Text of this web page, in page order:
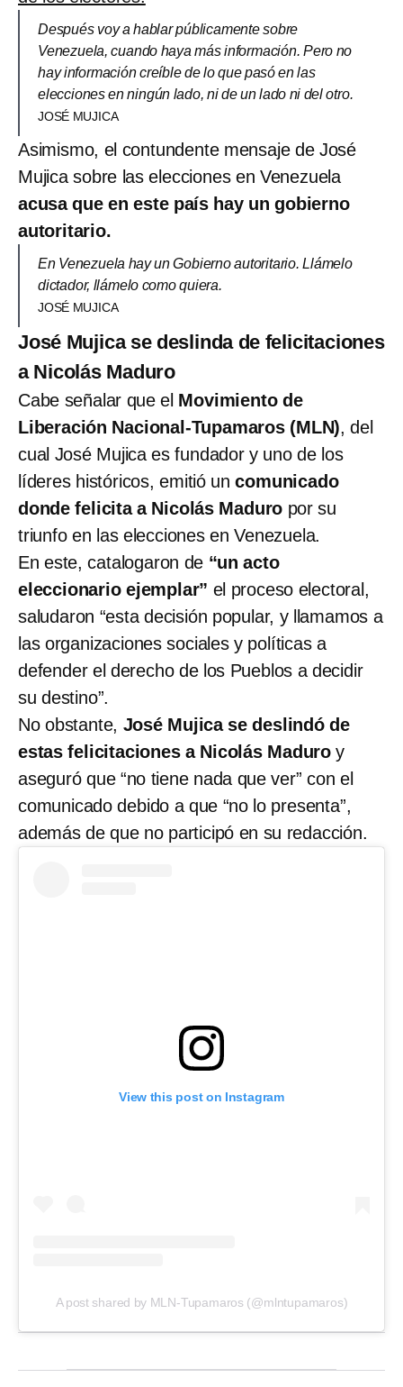
Después voy a hablar públicamente sobre
Venezuela, cuando haya más información. Pero no
hay información creíble de lo que pasó en las
elecciones en ningún lado, ni de un lado ni del otro.
JOSÉ MUJICA
Asimismo, el contundente mensaje de José
Mujica sobre las elecciones en Venezuela
acusa que en este país hay un gobierno
autoritario.
En Venezuela hay un Gobierno autoritario. Llámelo
dictador, llámelo como quiera.
JOSÉ MUJICA
José Mujica se deslinda de felicitaciones
a Nicolás Maduro
Cabe señalar que el Movimiento de
Liberación Nacional-Tupamaros (MLN), del
cual José Mujica es fundador y uno de los
líderes históricos, emitió uncomunicado
donde felicita a Nicolás Maduro por su
triunfo en las elecciones en Venezuela.
En este, catalogaron de “un acto
eleccionario ejemplar” el proceso electoral,
saludaron “esta decisión popular, y llamamos a
las organizaciones sociales y políticas a
defender el derecho de los Pueblos a decidir
su destino”.
No obstante, José Mujica se deslindó de
estas felicitaciones a Nicolás Maduroy
aseguró que “no tiene nada que ver” con el
comunicado debido a que “no lo presenta”,
además de que no participó en su redacción.
View this post on Instagram
A post shared by MLN-Tupamaros (@mlntupamaros)